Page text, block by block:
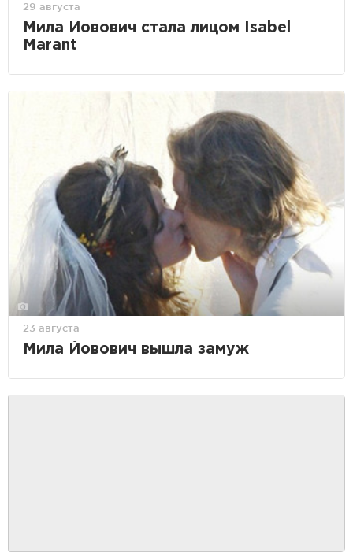
29 августа
Мила Йовович стала лицом Isabel
Marant
23 августа
Мила Йовович вышла замуж